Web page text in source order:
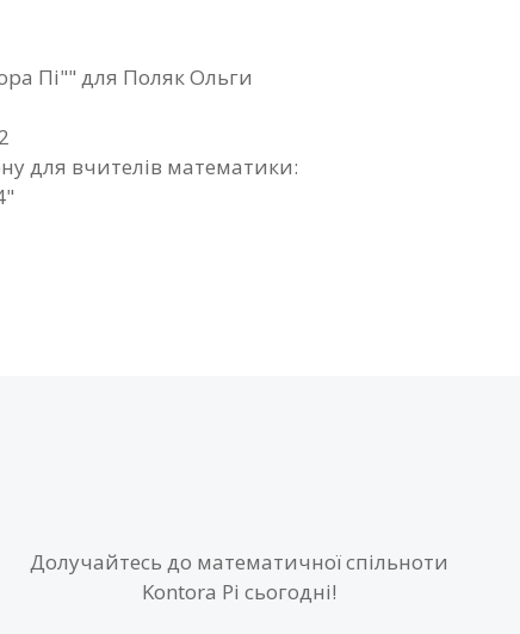
Пі"" для Поляк Ольги
для вчителів математики:
Долучайтесь до математичної спільноти
Kontora Pi сьогодні!